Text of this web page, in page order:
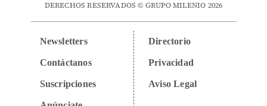
DERECHOS RESERVADOS © GRUPO MILENIO 2026
Newsletters
Contáctanos
Suscripciones
Directorio
Privacidad
Aviso Legal